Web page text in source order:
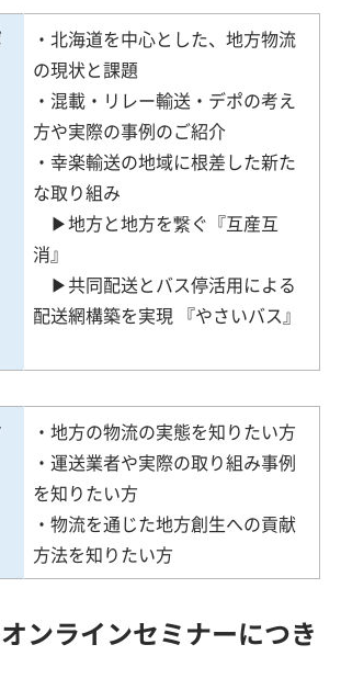
・北海道を中心とした、地方物流
の現状と課題
・混載・リレー輸送・デポの考え
方や実際の事例のご紹介
・幸楽輸送の地域に根差した新た
な取り組み
▶地方と地方を繋ぐ『互産互
消』
▶共同配送とバス停活用による
配送網構築を実現 『やさいバス』
・地方の物流の実態を知りたい方
・運送業者や実際の取り組み事例
を知りたい方
・物流を通じた地方創生への貢献
方法を知りたい方
ンラインセミナーにつき